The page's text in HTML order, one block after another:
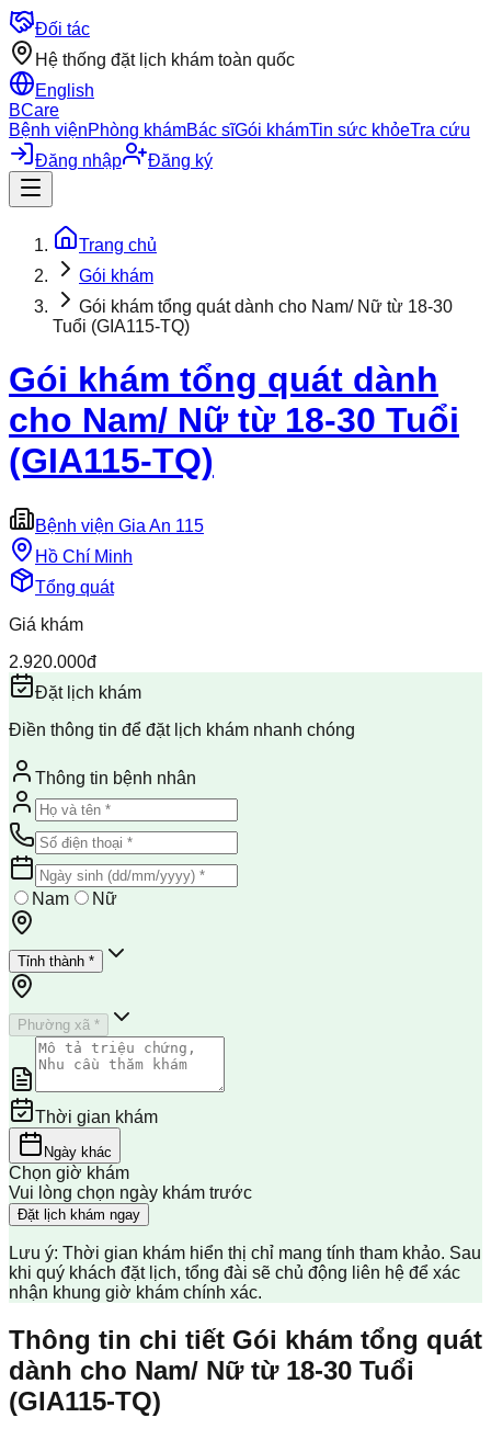
Đối tác
Hệ thống đặt lịch khám toàn quốc
English
BCare
Bệnh việnPhòng khámBác sĩGói khámTin sức khỏeTra cứu
Đăng nhập
Đăng ký
Trang chủ
Gói khám
Gói khám tổng quát dành cho Nam/ Nữ từ 18-30
Tuổi (GIA115-TQ)
Gói khám tổng quát dành
cho Nam/ Nữ từ 18-30 Tuổi
(GIA115-TQ)
Bệnh viện Gia An 115
Hồ Chí Minh
Tổng quát
Giá khám
2.920.000đ
Đặt lịch khám
Điền thông tin để đặt lịch khám nhanh chóng
Thông tin bệnh nhân
Nam Nữ
Tỉnh thành *
Phường xã *
Thời gian khám
Ngày khác
Chọn giờ khám
Vui lòng chọn ngày khám trước
Đặt lịch khám ngay
Lưu ý: Thời gian khám hiển thị chỉ mang tính tham khảo. Sau
khi quý khách đặt lịch, tổng đài sẽ chủ động liên hệ để xác
nhận khung giờ khám chính xác.
Thông tin chi tiết Gói khám tổng quát
dành cho Nam/ Nữ từ 18-30 Tuổi
(GIA115-TQ)